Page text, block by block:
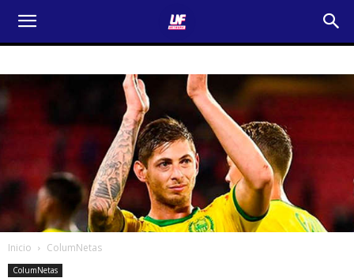
Inicio ColumNetas
ColumNetas